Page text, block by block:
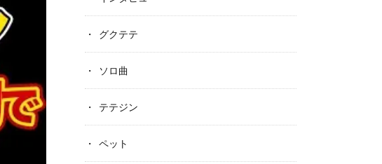
グクテテ
ソロ曲
テテジン
ペット